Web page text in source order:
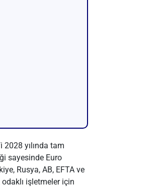
yılında tam
sayesinde Euro
Rusya, AB, EFTA ve
işletmeler için